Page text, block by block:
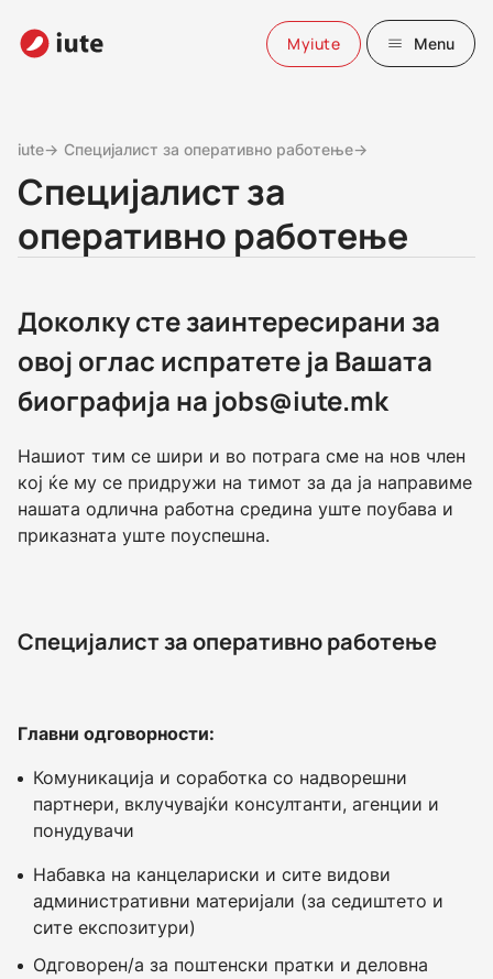
Myiute Menu
iute→ Специјалист за оперативно работење→
Специјалист за
оперативно работење
Доколку сте заинтересирани за
овој оглас испратете ја Вашата
биографија на jobs@iute.mk
Нашиот тим се шири и во потрага сме на нов член
кој ќе му се придружи на тимот за да ја направиме
нашата одлична работна средина уште поубава и
приказната уште поуспешна.
Специјалист за оперативно работење
Главни одговорности:
Комуникација и соработка со надворешни
партнери, вклучувајќи консултанти, агенции и
понудувачи
Набавка на канцелариски и сите видови
административни материјали (за седиштето и
сите експозитури)
Одговорен/а за поштенски пратки и деловна